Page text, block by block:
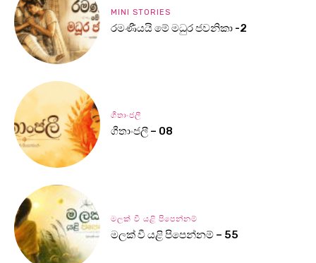
MINI STORIES
රමණීයයි මේ මධුර ජවනිකා -2
ගීතාංජලී
ගීතාංජලී – 08
මලක් වී යළි පිපෙන්නම්
මලක් වී යළි පිපෙන්නම් – 55